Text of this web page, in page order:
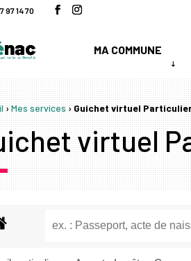
97 14 70
MA COMMUNE
›Mes services›Guichet virtuel
virtuel